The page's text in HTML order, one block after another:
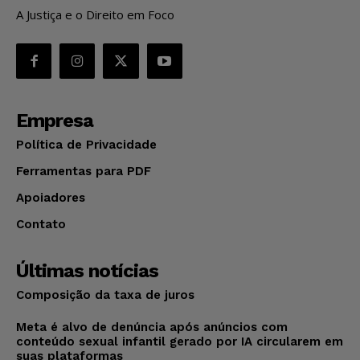
A Justiça e o Direito em Foco
Empresa
Política de Privacidade
Ferramentas para PDF
Apoiadores
Contato
Últimas notícias
Composição da taxa de juros
Meta é alvo de denúncia após anúncios com
conteúdo sexual infantil gerado por IA circularem em
suas plataformas